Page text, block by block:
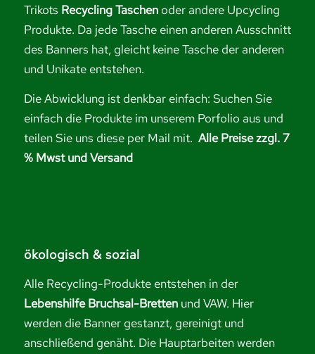
Trikots Recycling Taschenoder andere Upcycling
Produkte. Da jede Tasche einen anderen Ausschnitt
des Banners hat, gleicht keine Tasche der anderen
und Unikate entstehen.
Die Abwicklung ist denkbar einfach: Suchen Sie
einfach die Produkte im unserem Porfolio aus und
teilen Sie uns diese per Mail mit. Alle Preise zzgl. 7
% Mwst und Versand
ökologisch & sozial
Alle Recycling-Produkte entstehen in der
Lebenshilfe Bruchsal-Bretten und VAW. Hier
werden die Banner gestanzt, gereinigt und
anschließend genäht. Die Hauptarbeiten werden